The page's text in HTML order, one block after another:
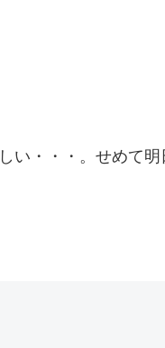
い・・・。せめて明